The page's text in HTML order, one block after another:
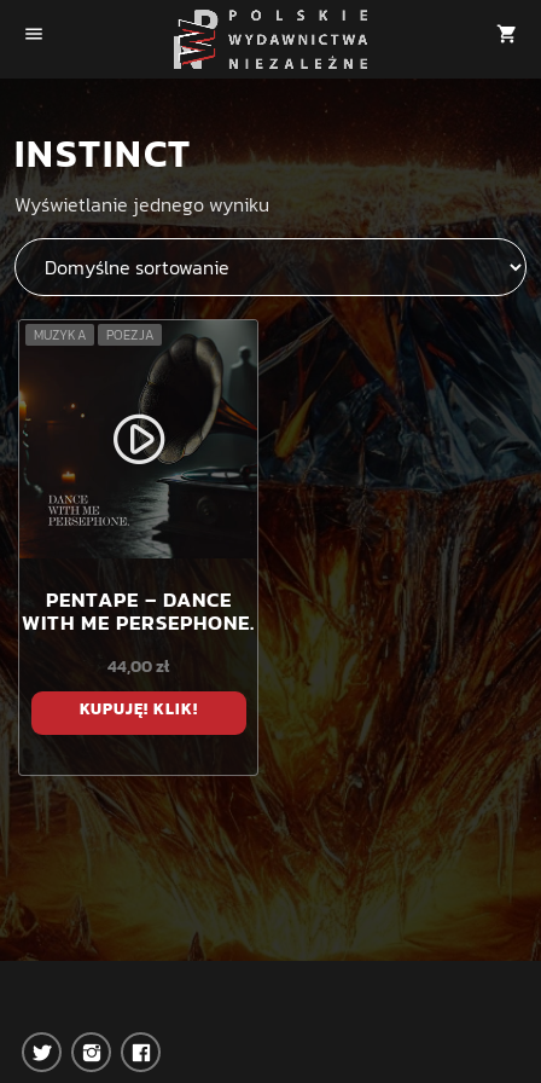
menu shopping_cart
INSTINCT
Wyświetlanie jednego wyniku
play_circle_filled
MUZYKA POEZJA
PENTAPE – DANCE
WITH ME PERSEPHONE.
44,00zł
KUPUJĘ! KLIK!